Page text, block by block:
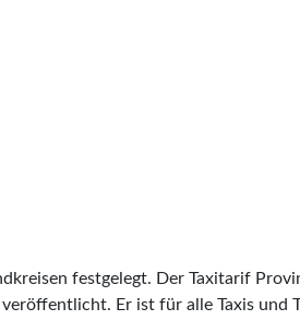
festgelegt. Der Taxitarif
Er ist für alle Taxis und